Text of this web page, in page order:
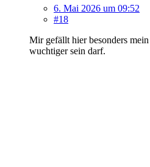
6. Mai 2026 um 09:52
#18
Mir gefällt hier besonders
wuchtiger sein darf.